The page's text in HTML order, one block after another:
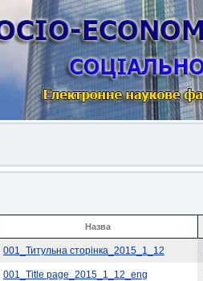
Назва
001_Титульна сторінка_2015_1_12
001_Title page_2015_1_12_eng